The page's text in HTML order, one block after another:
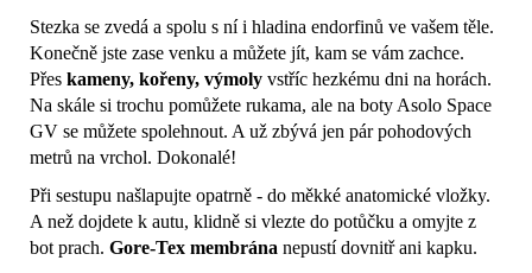
Stezka se zvedá a spolu s ní i hladina endorfinů ve vašem těle.
Konečně jste zase venku a můžete jít, kam se vám zachce.
Přes kameny, kořeny, výmoly vstříc hezkému dni na horách.
Na skále si trochu pomůžete rukama, ale na boty Asolo Space
GV se můžete spolehnout. A už zbývá jen pár pohodových
metrů na vrchol. Dokonalé!
Při sestupu našlapujte opatrně - do měkké anatomické vložky.
A než dojdete k autu, klidně si vlezte do potůčku a omyjte z
bot prach. Gore-Tex membrána nepustí dovnitř ani kapku.